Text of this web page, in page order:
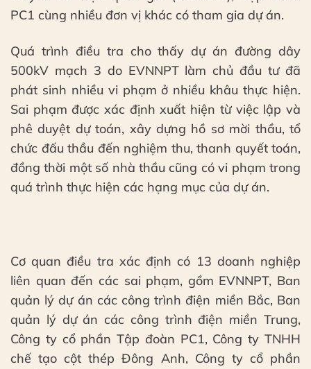
PC1 cùng nhiều đơn vị khác có tham gia dự án.
Quá trình điều tra cho thấy dự án đường dây
500kV mạch 3 do EVNNPT làm chủ đầu tư đã
phát sinh nhiều vi phạm ở nhiều khâu thực hiện.
Sai phạm được xác định xuất hiện từ việc lập và
phê duyệt dự toán, xây dựng hồ sơ mời thầu, tổ
chức đấu thầu đến nghiệm thu, thanh quyết toán,
đồng thời một số nhà thầu cũng có vi phạm trong
quá trình thực hiện các hạng mục của dự án.
Cơ quan điều tra xác định có 13 doanh nghiệp
liên quan đến các sai phạm, gồm EVNNPT, Ban
quản lý dự án các công trình điện miền Bắc, Ban
quản lý dự án các công trình điện miền Trung,
Công ty cổ phần Tập đoàn PC1, Công ty TNHH
chế tạo cột thép Đông Anh, Công ty cổ phần